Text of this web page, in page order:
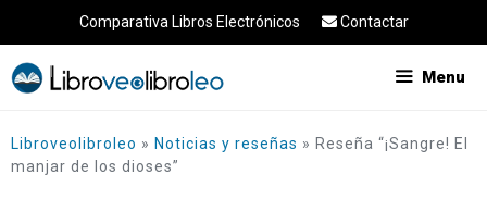
al
contenido
Comparativa Libros Electrónicos Contactar
Menu
Libroveolibroleo » Noticias y reseñas » Reseña “¡Sangre! El
manjar de los dioses”